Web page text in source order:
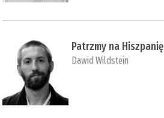
Patrzmy na Hiszpanię
Dawid Wildstein